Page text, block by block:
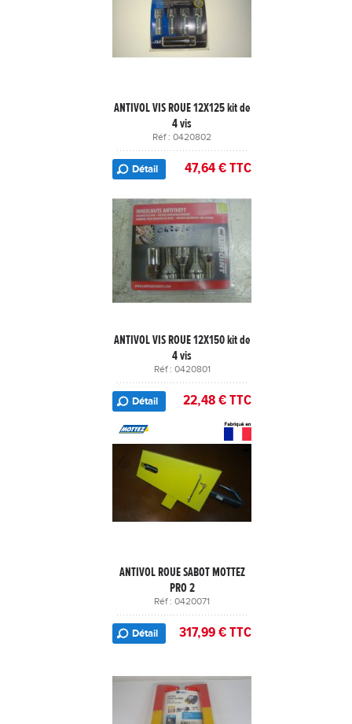
ANTIVOL VIS ROUE 12X125 kit de
4 vis
Réf : 0420802
Détail 47,64 € TTC
ANTIVOL VIS ROUE 12X150 kit de
4 vis
Réf : 0420801
Détail 22,48 € TTC
ANTIVOL ROUE SABOT MOTTEZ
PRO 2
Réf : 0420071
Détail 317,99 € TTC